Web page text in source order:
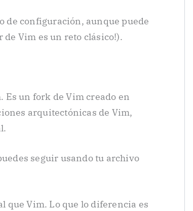
de configuración, aunque puede
Vim es un reto clásico!).
Es un fork de Vim creado en
arquitectónicas de Vim,
seguir usando tu archivo
que Vim. Lo que lo diferencia es